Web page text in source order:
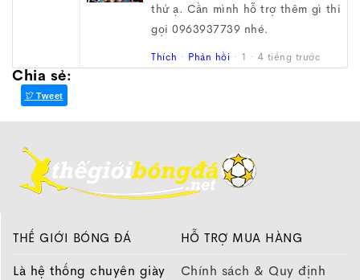
thử ạ. Cần mình hỗ trợ thêm gì thi
gọi 0963937739 nhé.
Thích · Phản hồi · 1 · 4 tiếng trước
Chia sẻ:
Tweet
THẾ GIỚI BÓNG ĐÁ
Là hệ thống chuyên giày
HỖ TRỢ MUA HÀNG
Chính sách & Quy định